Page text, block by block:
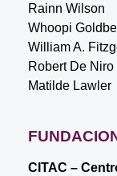
Rainn Wilson
Whoopi
William A.
Robert De Niro
Matilde Lawler
CITAC –